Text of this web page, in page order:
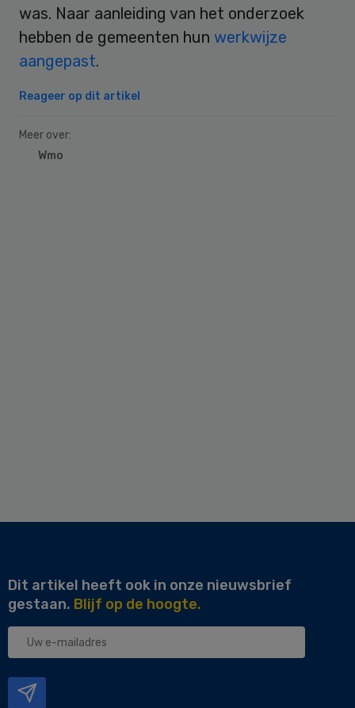
was. Naar aanleiding van het onderzoek
hebben de gemeenten hun werkwijze
aangepast.
Reageer op dit artikel
Meer over:
Wmo
Dit artikel heeft ook in onze nieuwsbrief
gestaan. Blijf op de hoogte.
Uw